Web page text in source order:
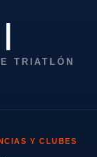
TRIATLÓN
Y CLUBES